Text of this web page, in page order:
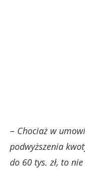
– Chociaż w
podwyższenia
do 60 tys. zł, to